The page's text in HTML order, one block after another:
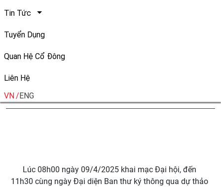
Tin Tức
Tuyển Dụng
Quan Hệ Cổ Đông
Liên Hệ
VN ENG
Sáng ngày 09/4/2025, Safoco
tổ chức "Đại hội đồng cổ
đông thường niên" năm 2025
Ngày đăng: 22/04/2025
Lúc 08h00 ngày 09/4/2025 khai mạc Đại hội, đến
11h30 cùng ngày Đại diện Ban thư ký thông qua dự thảo